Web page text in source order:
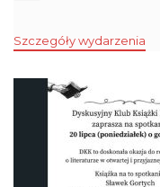
Szczegóły wydarzenia